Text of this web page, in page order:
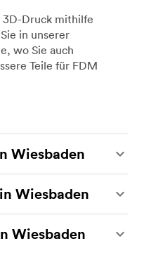
Druck mithilfe
in unserer
wo Sie auch
Teile für FDM
Wiesbaden
der stärksten
das es
Der SLS-
Wiesbaden
von Hewlett-
Wiesbaden